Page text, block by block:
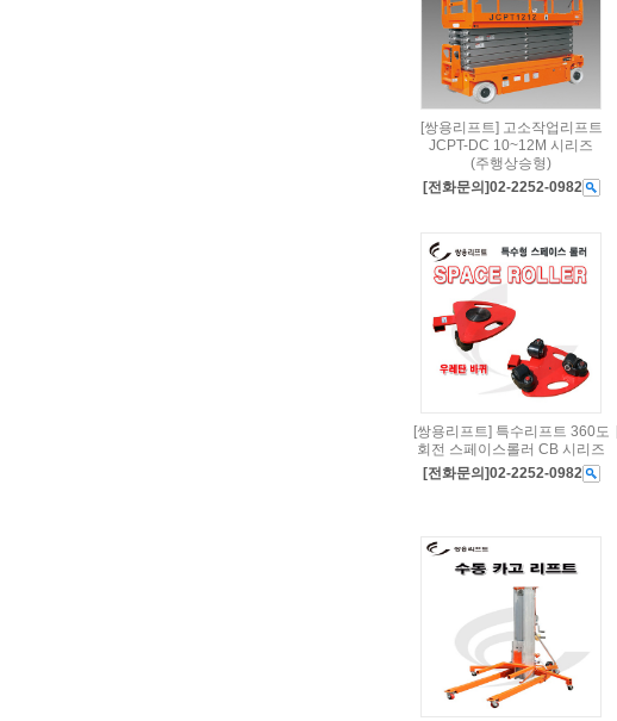
[쌍용리프트] 고소작업리프트
JCPT-DC 10~12M 시리즈
(주행상승형)
[전화문의]02-2252-0982
[쌍용리프트] 특수리프트 360도
회전 스페이스롤러 CB 시리즈
[전화문의]02-2252-0982